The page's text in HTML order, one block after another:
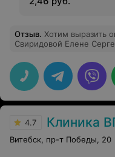
Отзыв. Хотим выразить
Свиридовой Елене
истерики боялась
Сергеевна смогла
этого сказала (было то
можно вручить Оскар!)
4.7 Клиника
Витебск, пр-т Победы, 20